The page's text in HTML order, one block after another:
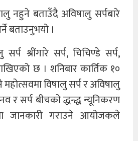
नहुने बताउँदै अविषालु सर्पबारे
बताउनुभयो ।
श्रींगारे सर्प, चिचिण्डे सर्प,
छ । शनिबार कार्तिक १०
विषालु सर्प र अविषालु
र सर्प बीचको द्धन्द्ध न्यूनिकरण
जानकारी गराउने आयोजकले